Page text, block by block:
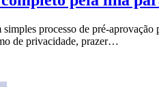
processo de pré-
de privacidade, prazer…